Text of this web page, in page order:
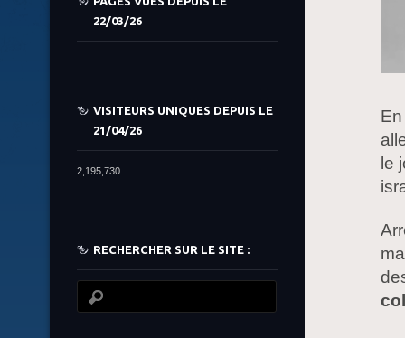
le
22/03/26
VISITEURS UNIQUES DEPUIS LE
21/04/26
2,195,730
RECHERCHER SUR LE SITE :